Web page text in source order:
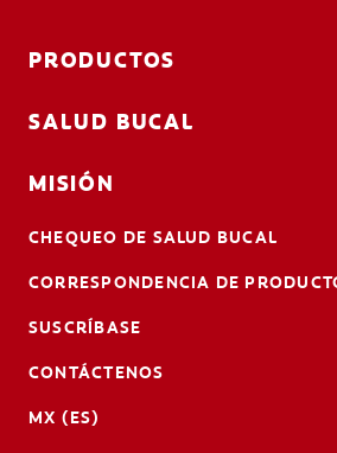
PRODUCTOS
SALUD BUCAL
MISIÓN
CHEQUEO DE SALUD BUCAL
CORRESPONDENCIA DE
SUSCRÍBASE
CONTÁCTENOS
MX (ES)